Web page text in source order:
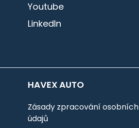
Youtube
LinkedIn
HAVEX AUTO
Zásady zpracování osobních
údajů